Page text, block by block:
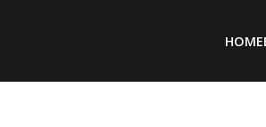
HOME